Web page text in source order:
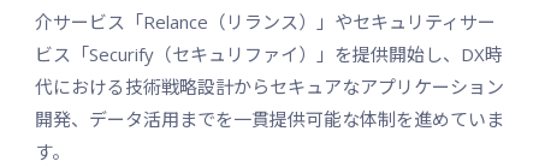
介サービス「Relance（リランス）」やセキュリティサー
ビス「Securify（セキュリファイ）」を提供開始し、DX時
代における技術戦略設計からセキュアなアプリケーション
開発、データ活用までを一貫提供可能な体制を進めていま
す。